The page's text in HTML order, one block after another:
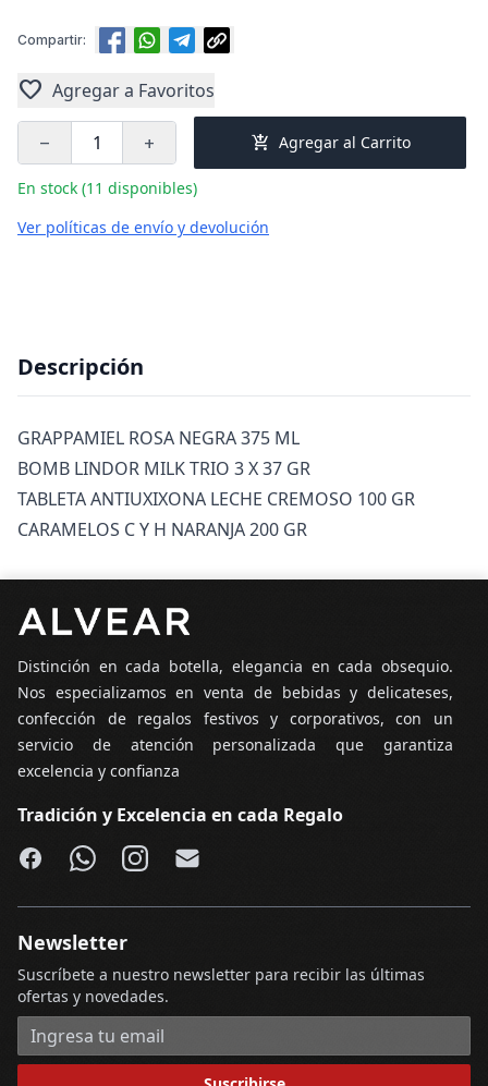
Compartir:
favorite Agregar a Favoritos
remove add add_shopping_cart Agregar al Carrito
En stock (11 disponibles)
Ver políticas de envío y devolución
Descripción
GRAPPAMIEL ROSA NEGRA 375 ML
BOMB LINDOR MILK TRIO 3 X 37 GR
TABLETA ANTIUXIXONA LECHE CREMOSO 100 GR
CARAMELOS C Y H NARANJA 200 GR
Distinción en cada botella, elegancia en cada obsequio.
Nos especializamos en venta de bebidas y delicateses,
confección de regalos festivos y corporativos, con un
servicio de atención personalizada que garantiza
excelencia y confianza
Tradición y Excelencia en cada Regalo
Facebook
WhatsApp
Instagram
Email
Newsletter
Suscríbete a nuestro newsletter para recibir las últimas
ofertas y novedades.
Dirección de correo electrónico